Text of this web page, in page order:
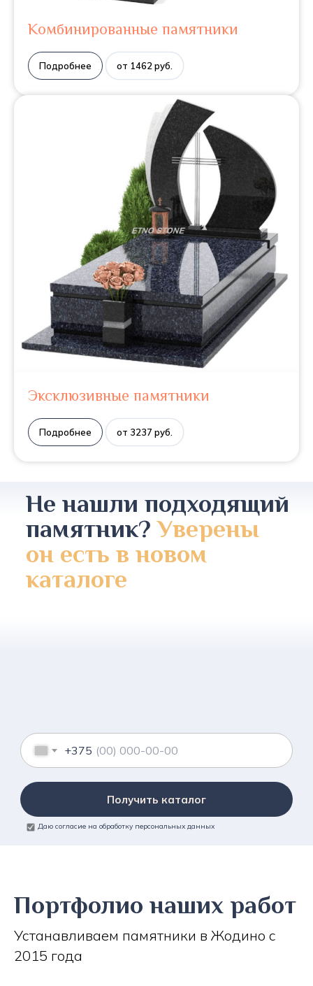
Комбинированные памятники
Подробнее от 1462 руб.
Эксклюзивные памятники
Подробнее от 3237 руб.
Не нашли подходящий
памятник?Уверены
он есть в новом
каталоге
+375
Получить каталог
Даю согласие на обработку персональных данных
Портфолио наших работ
Устанавливаем памятники в Жодино с
2015 года